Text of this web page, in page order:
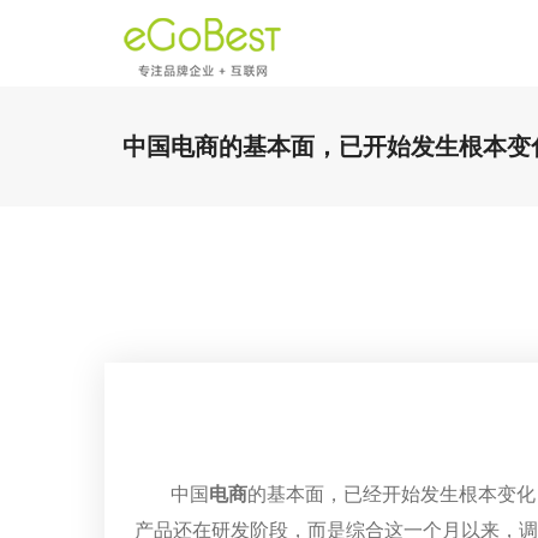
中国电商的基本面，已开始发生根本变
中国 电商的基本面，已经开始发生根本变
产品还在研发阶段，而是综合这一个月以来，